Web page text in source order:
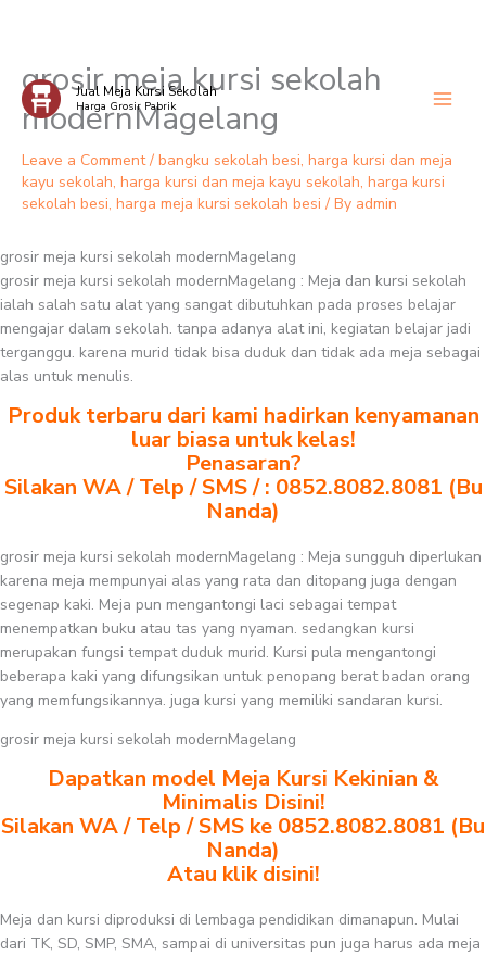
Skip
content
Jual Meja Kursi Sekolah
Harga Grosir Pabrik
grosir meja kursi sekolah
modernMagelang
Leave a Comment / bangku sekolah besi, harga kursi dan meja
kayu sekolah, harga kursi dan meja kayu sekolah, harga kursi
sekolah besi, harga meja kursi sekolah besi / By admin
grosir meja kursi sekolah modernMagelang
grosir meja kursi sekolah modernMagelang : Meja dan kursi sekolah
ialah salah satu alat yang sangat dibutuhkan pada proses belajar
mengajar dalam sekolah. tanpa adanya alat ini, kegiatan belajar jadi
terganggu. karena murid tidak bisa duduk dan tidak ada meja sebagai
alas untuk menulis.
Produk terbaru dari kami hadirkan kenyamanan
luar biasa untuk kelas!
Penasaran?
Silakan WA / Telp / SMS / : 0852.8082.8081 (Bu
Nanda)
grosir meja kursi sekolah modernMagelang : Meja sungguh diperlukan
karena meja mempunyai alas yang rata dan ditopang juga dengan
segenap kaki. Meja pun mengantongi laci sebagai tempat
menempatkan buku atau tas yang nyaman. sedangkan kursi
merupakan fungsi tempat duduk murid. Kursi pula mengantongi
beberapa kaki yang difungsikan untuk penopang berat badan orang
yang memfungsikannya. juga kursi yang memiliki sandaran kursi.
grosir meja kursi sekolah modernMagelang
Dapatkan model Meja Kursi Kekinian &
Minimalis Disini!
Silakan WA / Telp / SMS ke 0852.8082.8081 (Bu
Nanda)
Atau klik disini!
Meja dan kursi diproduksi di lembaga pendidikan dimanapun. Mulai
dari TK, SD, SMP, SMA, sampai di universitas pun juga harus ada meja